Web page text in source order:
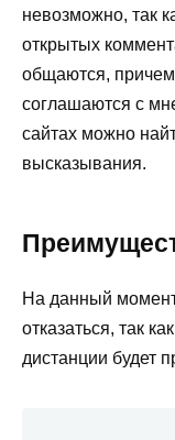
невозможно, так
открытых
общаются,
соглашаются с
сайтах можно
высказывания.
На данный
отказаться, так
дистанции будет